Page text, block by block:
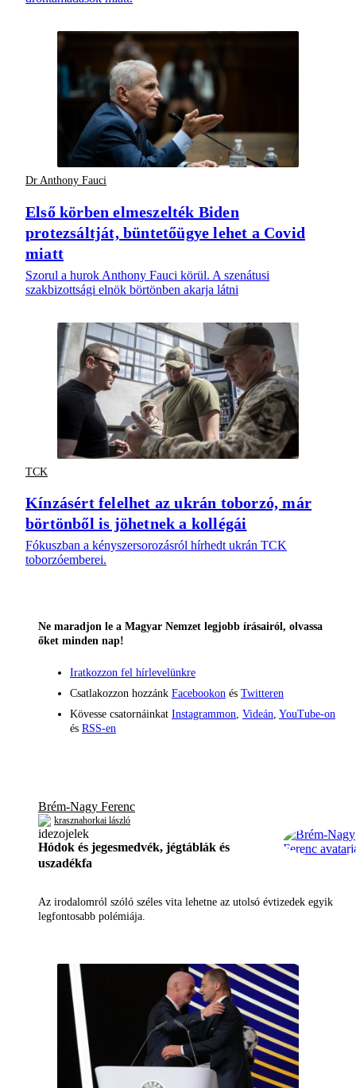
Dr Anthony Fauci
Első körben elmeszelték Biden
protezsáltját, büntetőügye lehet a Covid
miatt
Szorul a hurok Anthony Fauci körül. A szenátusi
szakbizottsági elnök börtönben akarja látni
TCK
Kínzásért felelhet az ukrán toborzó, már
börtönből is jöhetnek a kollégái
Fókuszban a kényszersorozásról hírhedt ukrán TCK
toborzóemberei.
Ne maradjon le a Magyar Nemzet legjobb írásairól, olvassa
őket minden nap!
Iratkozzon fel hírlevelünkre
Csatlakozzon hozzánk Facebookon és Twitteren
Kövesse csatornáinkat Instagrammon, Videán, YouTube-on
és RSS-en
Brém-Nagy Ferenc
krasznahorkai lászló
Hódok és jegesmedvék, jégtáblák és
uszadékfa
Az irodalomról szóló széles vita lehetne az utolsó évtizedek egyik
legfontosabb polémiája.